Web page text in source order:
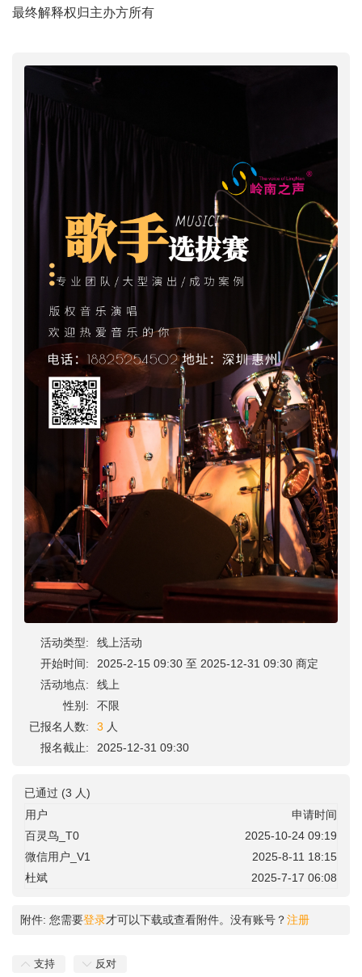
最终解释权归主办方所有
活动类型:
线上活动
开始时间:
2025-2-15 09:30 至 2025-12-31 09:30 商定
活动地点:
线上
性别:
不限
已报名人数:
3 人
报名截止:
2025-12-31 09:30
已通过 (3 人)
用户
申请时间
百灵鸟_T0
2025-10-24 09:19
微信用户_V1
2025-8-11 18:15
杜斌
2025-7-17 06:08
附件: 您需要登录才可以下载或查看附件。没有账号？注册
支持 反对